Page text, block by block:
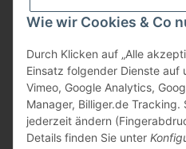
Wie wir Cookies & Co
Durch Klicken auf „Alle
Einsatz folgender Dienste auf
Vimeo, Google Analytics,
Manager, Billiger.de Tracking.
jederzeit ändern
Details finden Sie unterVertrag